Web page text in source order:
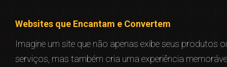
Websites que Encantam e Convertem
Imagine um site que não apenas exibe seus produtos
serviços, mas também cria uma experiência